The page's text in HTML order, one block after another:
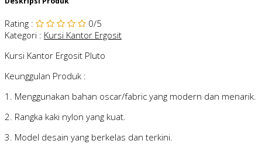
Rating : 0/5
Kategori : Kursi Kantor Ergosit
Kursi Kantor Ergosit Pluto
Keunggulan Produk :
1. Menggunakan bahan oscar/fabric yang modern dan menarik.
2. Rangka kaki nylon yang kuat.
3. Model desain yang berkelas dan terkini.